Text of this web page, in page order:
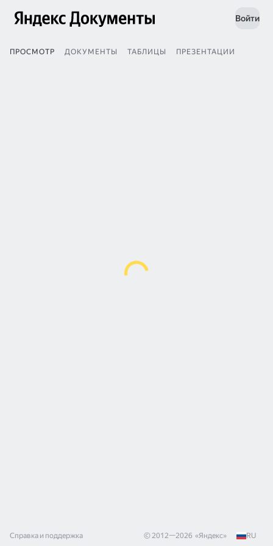
Войти
ПРОСМОТР ДОКУМЕНТЫ ТАБЛИЦЫ ПРЕЗЕНТАЦИИ
Справка и поддержка © 2012—2026 «Яндекс» RU